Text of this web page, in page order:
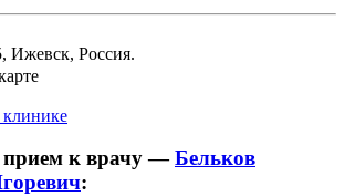
, Ижевск, Россия.
прием к врачу —Бельков
: